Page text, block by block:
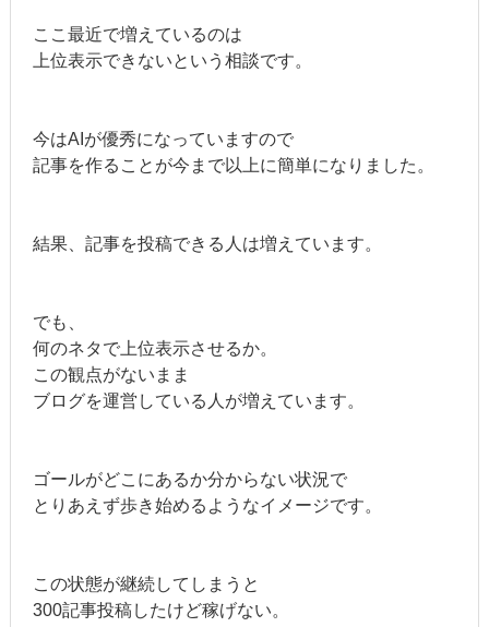
ここ最近で増えているのは
上位表示できないという相談です。
今はAIが優秀になっていますので
記事を作ることが今まで以上に簡単になりました。
結果、記事を投稿できる人は増えています。
でも、
何のネタで上位表示させるか。
この観点がないまま
ブログを運営している人が増えています。
ゴールがどこにあるか分からない状況で
とりあえず歩き始めるようなイメージです。
この状態が継続してしまうと
300記事投稿したけど稼げない。